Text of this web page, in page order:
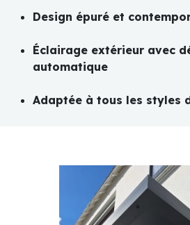
Design épuré et
Éclairage extérieur avec
automatique
Adaptée à tous les styles